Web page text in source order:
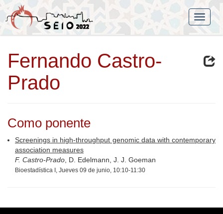
Fernando Castro-
Prado
Como ponente
Screenings in high-throughput genomic data with contemporary
association measures
F. Castro-Prado , D. Edelmann, J. J. Goeman
Bioestadística I, Jueves 09 de junio, 10:10-11:30